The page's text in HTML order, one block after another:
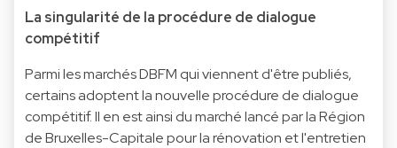
La singularité de la procédure de dialogue
compétitif
Parmi les marchés DBFM qui viennent d'être publiés,
certains adoptent la nouvelle procédure de dialogue
compétitif. Il en est ainsi du marché lancé par la Région
de Bruxelles-Capitale pour la rénovation et l'entretien